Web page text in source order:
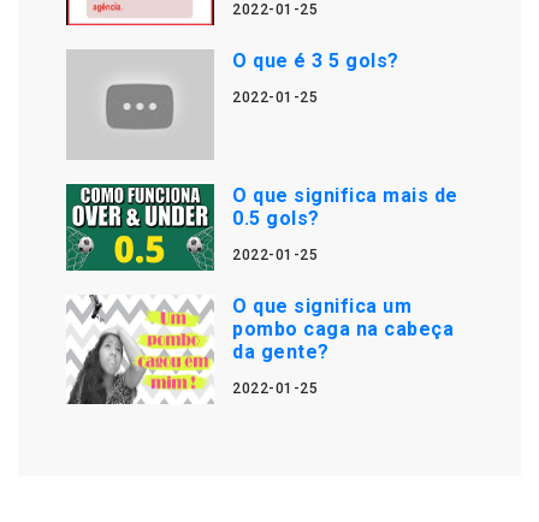
2022-01-25
O que é 3 5 gols?
2022-01-25
O que significa mais de
0.5 gols?
2022-01-25
O que significa um
pombo caga na cabeça
da gente?
2022-01-25